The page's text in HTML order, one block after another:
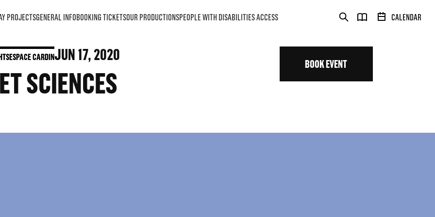
CALENDAR
PROJECTSGENERAL INFOBOOKING TICKETSOUR PRODUCTIONSPEOPLE WITH DISABILITIES ACCESS
ESPACE CARDINJUN17, 2020
SCIENCES
BOOK EVENT